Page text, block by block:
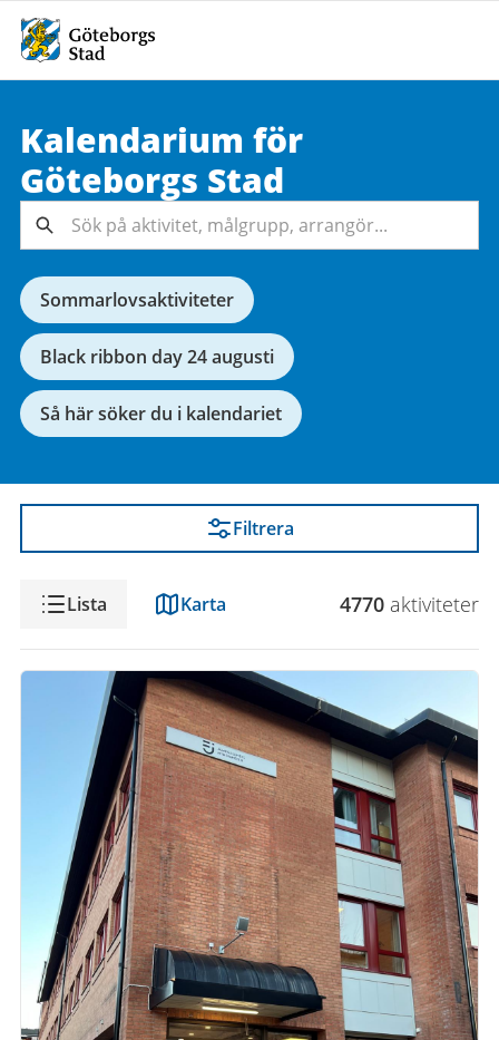
Kalendarium för
Göteborgs Stad
Sök på
aktivitet,
målgrupp,
arrangör...
Sök
Sommarlovsaktiviteter
Black ribbon day 24 augusti
Så här söker du i kalendariet
Filtrera
VisningLista Karta 4770 aktiviteter